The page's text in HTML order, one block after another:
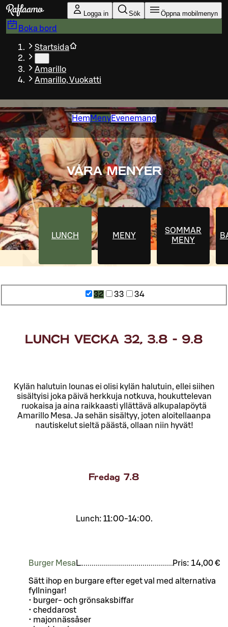
Gå till huvudinnehållet
Logga in Sök Öppna mobilmenyn
Boka bord
Startsida
Amarillo
Amarillo, Vuokatti
Hem MenyEvenemang
VÅRA MENYER
LUNCH MENY
SOMMAR
MENY
32 33 34
LUNCH VECKA 32, 3.8 - 9.8
Kylän halutuin lounas ei olisi kylän halutuin, ellei siihen
sisältyisi joka päivä herkkuja notkuva, houkuttelevan
ruokaisa ja aina raikkaasti yllättävä alkupalapöytä
Amarillo Mesa. Ja sehän sisältyy, joten aloitellaanpa
nautiskelut sieltä päästä, ollaan niin hyvät!
Fredag 7.8
Lunch: 11:00-14:00.
Burger Mesa L Pris: 14,00 €
Sätt ihop en burgare efter eget val med alternativa
fyllningar!
• burger- och grönsaksbiffar
• cheddarost
• majonnässåser